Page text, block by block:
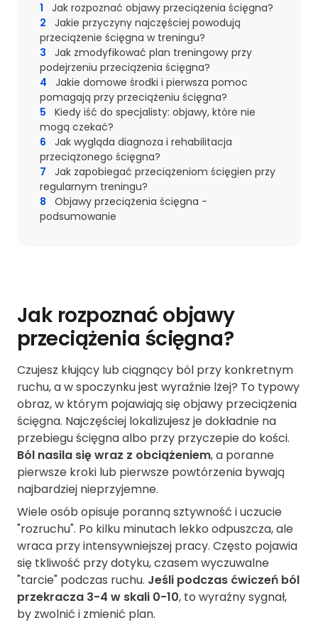
1
Jak rozpoznać objawy przeciążenia ścięgna?
2
Jakie przyczyny najczęściej powodują
przeciążenie ścięgna w treningu?
3
Jak zmodyfikować plan treningowy przy
podejrzeniu przeciążenia ścięgna?
4
Jakie domowe środki i pierwsza pomoc
pomagają przy przeciążeniu ścięgna?
5
Kiedy iść do specjalisty: objawy, które nie
mogą czekać?
6
Jak wygląda diagnoza i rehabilitacja
przeciążonego ścięgna?
7
Jak zapobiegać przeciążeniom ścięgien przy
regularnym treningu?
8
Objawy przeciążenia ścięgna -
podsumowanie
Jak rozpoznać objawy
przeciążenia ścięgna?
Czujesz kłujący lub ciągnący ból przy konkretnym
ruchu, a w spoczynku jest wyraźnie lżej? To typowy
obraz, w którym pojawiają się objawy przeciążenia
ścięgna. Najczęściej lokalizujesz je dokładnie na
przebiegu ścięgna albo przy przyczepie do kości.
Ból nasila się wraz z obciążeniem, a poranne
pierwsze kroki lub pierwsze powtórzenia bywają
najbardziej nieprzyjemne.
Wiele osób opisuje poranną sztywność i uczucie
"rozruchu". Po kilku minutach lekko odpuszcza, ale
wraca przy intensywniejszej pracy. Często pojawia
się tkliwość przy dotyku, czasem wyczuwalne
"tarcie" podczas ruchu. Jeśli podczas ćwiczeń ból
przekracza 3-4 w skali 0-10, to wyraźny sygnał,
by zwolnić i zmienić plan.